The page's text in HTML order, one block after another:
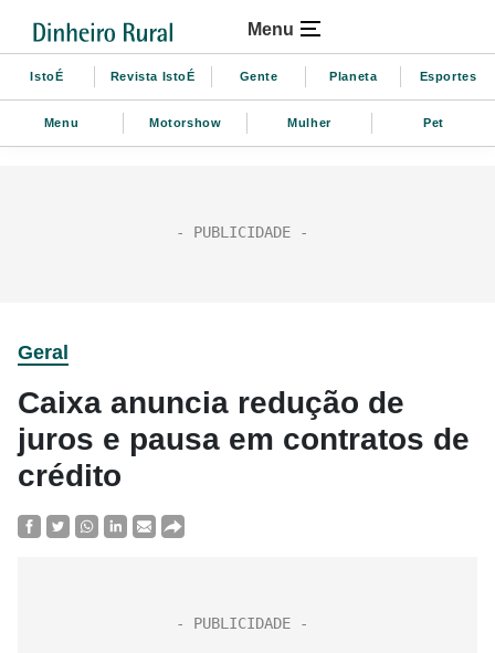
Menu
IstoÉ Revista IstoÉ Gente Planeta Esportes
Menu Motorshow Mulher Pet
Geral
Caixa anuncia redução de
juros e pausa em contratos de
crédito